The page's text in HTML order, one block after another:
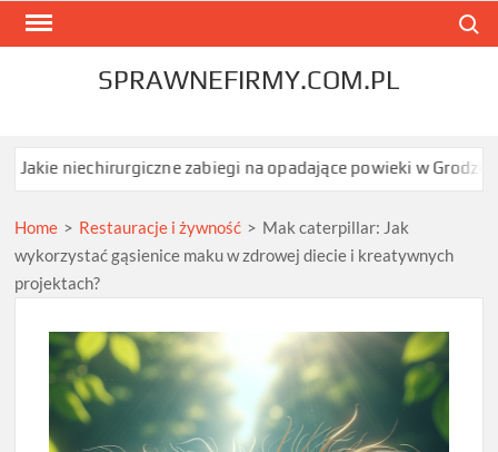
Skip
SPRAWNEFIRMY.COM.PL
zabiegi na opadające powieki w Grodzisku
Home > Restauracje i żywność > Mak caterpillar: Jak
wykorzystać gąsienice maku w zdrowej diecie i kreatywnych
projektach?